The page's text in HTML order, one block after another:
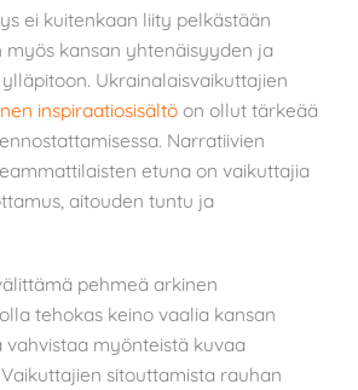
ei kuitenkaan liity pelkästään
myös kansan yhtenäisyyden ja
Ukrainalaisvaikuttajien
inspiraatiosisältö on ollut tärkeää
Narratiivien
etuna on vaikuttajia
aitouden tuntu ja
pehmeä arkinen
tehokas keino vaalia kansan
myönteistä kuvaa
sitouttamista rauhan